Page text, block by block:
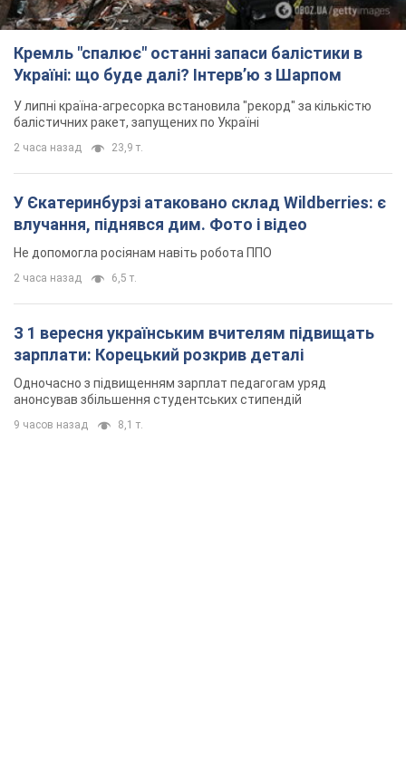
Кремль "спалює" останні запаси балістики в
Україні: що буде далі? Інтерв’ю з Шарпом
У липні країна-агресорка встановила "рекорд" за кількістю
балістичних ракет, запущених по Україні
2 часа назад 23,9 т.
У Єкатеринбурзі атаковано склад Wildberries: є
влучання, піднявся дим. Фото і відео
Не допомогла росіянам навіть робота ППО
2 часа назад 6,5 т.
З 1 вересня українським вчителям підвищать
зарплати: Корецький розкрив деталі
Одночасно з підвищенням зарплат педагогам уряд
анонсував збільшення студентських стипендій
9 часов назад 8,1 т.